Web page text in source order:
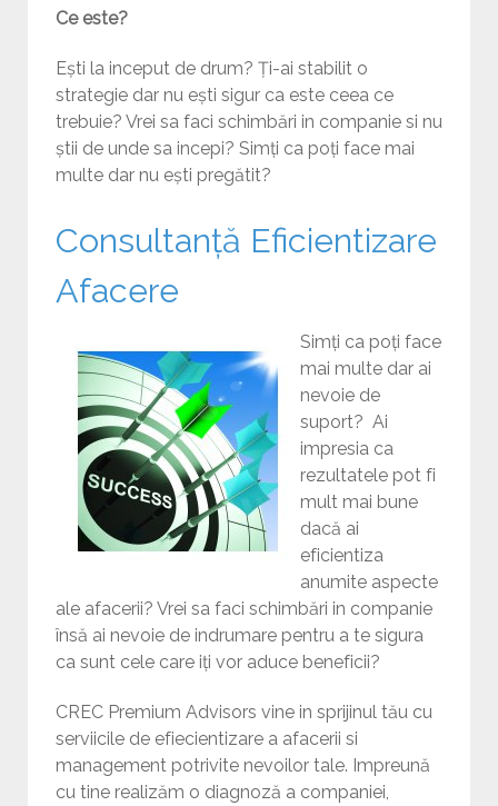
Ce este?
Ești la inceput de drum? Ți-ai stabilit o
strategie dar nu ești sigur ca este ceea ce
trebuie? Vrei sa faci schimbări in companie si nu
știi de unde sa incepi? Simți ca poți face mai
multe dar nu ești pregătit?
Consultanță Eficientizare
Afacere
Simți ca poți face
mai multe dar ai
nevoie de
suport? Ai
impresia ca
rezultatele pot fi
mult mai bune
dacă ai
eficientiza
anumite aspecte
ale afacerii? Vrei sa faci schimbări in companie
însă ai nevoie de indrumare pentru a te sigura
ca sunt cele care iți vor aduce beneficii?
CREC Premium Advisors vine in sprijinul tău cu
serviicile de efiecientizare a afacerii si
management potrivite nevoilor tale. Impreună
cu tine realizăm o diagnoză a companiei,